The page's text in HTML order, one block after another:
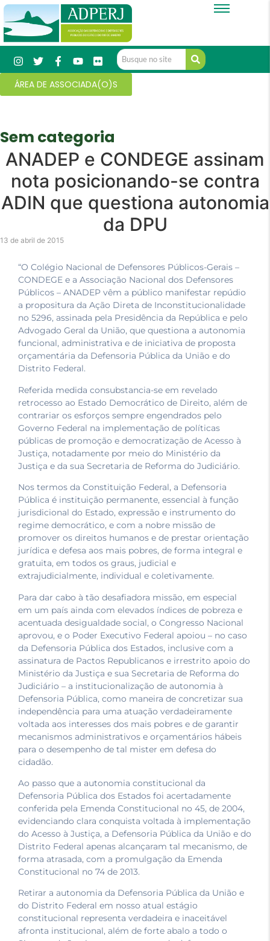
ÁREA DE ASSOCIADA(O)S
Sem categoria
ANADEP e CONDEGE assinam
nota posicionando-se contra
ADIN que questiona autonomia
da DPU
13 de abril de 2015
“O Colégio Nacional de Defensores Públicos-Gerais –
CONDEGE e a Associação Nacional dos Defensores
Públicos – ANADEP vêm a público manifestar repúdio
a propositura da Ação Direta de Inconstitucionalidade
no 5296, assinada pela Presidência da República e pelo
Advogado Geral da União, que questiona a autonomia
funcional, administrativa e de iniciativa de proposta
orçamentária da Defensoria Pública da União e do
Distrito Federal.
Referida medida consubstancia-se em revelado
retrocesso ao Estado Democrático de Direito, além de
contrariar os esforços sempre engendrados pelo
Governo Federal na implementação de políticas
públicas de promoção e democratização de Acesso à
Justiça, notadamente por meio do Ministério da
Justiça e da sua Secretaria de Reforma do Judiciário.
Nos termos da Constituição Federal, a Defensoria
Pública é instituição permanente, essencial à função
jurisdicional do Estado, expressão e instrumento do
regime democrático, e com a nobre missão de
promover os direitos humanos e de prestar orientação
jurídica e defesa aos mais pobres, de forma integral e
gratuita, em todos os graus, judicial e
extrajudicialmente, individual e coletivamente.
Para dar cabo à tão desafiadora missão, em especial
em um país ainda com elevados índices de pobreza e
acentuada desigualdade social, o Congresso Nacional
aprovou, e o Poder Executivo Federal apoiou – no caso
da Defensoria Pública dos Estados, inclusive com a
assinatura de Pactos Republicanos e irrestrito apoio do
Ministério da Justiça e sua Secretaria de Reforma do
Judiciário – a institucionalização de autonomia à
Defensoria Pública, como maneira de concretizar sua
independência para uma atuação verdadeiramente
voltada aos interesses dos mais pobres e de garantir
mecanismos administrativos e orçamentários hábeis
para o desempenho de tal mister em defesa do
cidadão.
Ao passo que a autonomia constitucional da
Defensoria Pública dos Estados foi acertadamente
conferida pela Emenda Constitucional no 45, de 2004,
evidenciando clara conquista voltada à implementação
do Acesso à Justiça, a Defensoria Pública da União e do
Distrito Federal apenas alcançaram tal mecanismo, de
forma atrasada, com a promulgação da Emenda
Constitucional no 74 de 2013.
Retirar a autonomia da Defensoria Pública da União e
do Distrito Federal em nosso atual estágio
constitucional representa verdadeira e inaceitável
afronta institucional, além de forte abalo a todo o